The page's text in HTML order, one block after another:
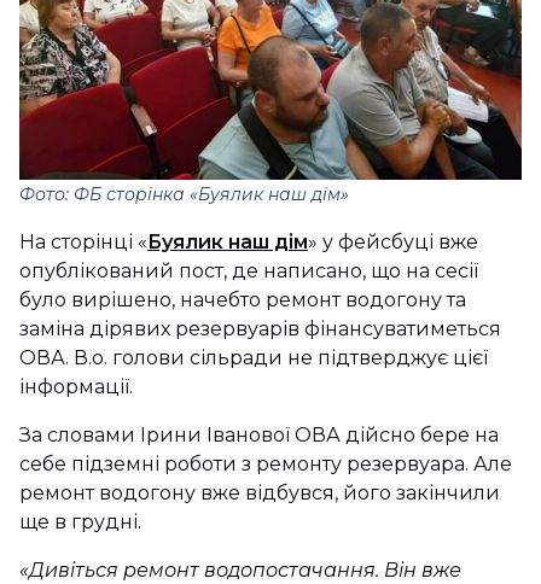
Фото: ФБ сторінка «Буялик наш дім»
На сторінці «Буялик наш дім» у фейсбуці вже
опублікований пост, де написано, що на сесії
було вирішено, начебто ремонт водогону та
заміна дірявих резервуарів фінансуватиметься
ОВА. В.о. голови сільради не підтверджує цієї
інформації.
За словами Ірини Іванової ОВА дійсно бере на
себе підземні роботи з ремонту резервуара. Але
ремонт водогону вже відбувся, його закінчили
ще в грудні.
«Дивіться ремонт водопостачання. Він вже